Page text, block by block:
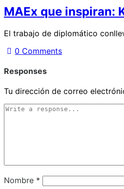
MAEx que inspiran:
El trabajo de diplomático
0 Comments
Responses
Tu dirección de correo
Nombre *